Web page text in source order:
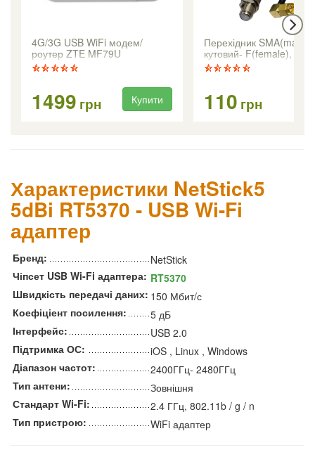
4G/3G USB WiFi модем/
роутер ZTE MF79U
1499 грн Купити
Перехідник SMA(male)
кутовий- F(female),
110 грн
Характеристики NetStick5
5dBi RT5370 - USB Wi-Fi
адаптер
Бренд:
NetStick
Чіпсет USB Wi-Fi адаптера: RT5370
Швидкість передачі даних: 150 Мбит/с
Коефіціент посилення:
5 дБ
Інтерфейс:
USB 2.0
Підтримка ОС:
iOS , Linux , Windows
Діапазон частот:
2400ГГц- 2480ГГц
Тип антени:
Зовнішня
Стандарт Wi-Fi:
2.4 ГГц, 802.11b / g / n
Тип пристрою:
WiFi адаптер